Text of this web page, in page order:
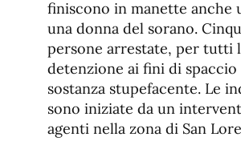
finiscono in manette anche
una donna del sorano.
persone arrestate, per tutti
detenzione ai fini di spaccio
sostanza stupefacente. Le
sono iniziate da un
agenti nella zona di San